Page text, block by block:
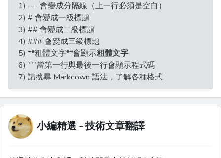
1) --- 會變成分隔線（上一行必須是空白）
2) # 會變成一級標題
3) ## 會變成二級標題
4) ### 會變成三級標題
5) **粗體文字**會顯示粗體文字
6) ```當第一行與最後一行會顯示程式碼
7) 請搜尋 Markdown 語法，了解各種格式
小編精選 - 技術文章翻譯